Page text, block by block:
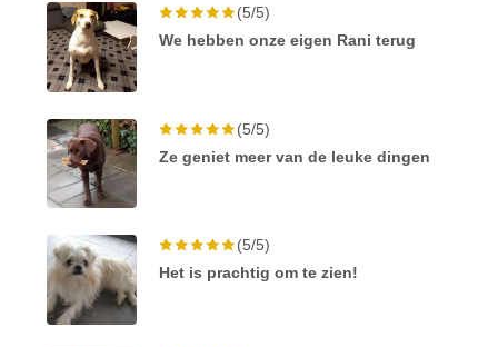
(5/5)
We hebben onze eigen Rani terug
(5/5)
Ze geniet meer van de leuke dingen
(5/5)
Het is prachtig om te zien!